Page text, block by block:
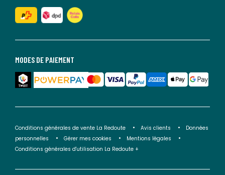
MODES DE PAIEMENT
Conditions générales de vente La Redoute Avis clients
Données
personnelles
Gérer mes cookies
Mentions légales
Conditions générales d'utilisation La Redoute +